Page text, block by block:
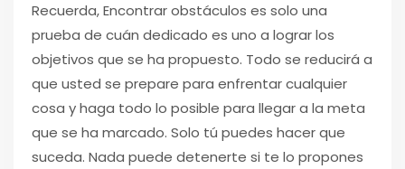
Recuerda, Encontrar obstáculos es solo una
prueba de cuán dedicado es uno a lograr los
objetivos que se ha propuesto. Todo se reducirá a
que usted se prepare para enfrentar cualquier
cosa y haga todo lo posible para llegar a la meta
que se ha marcado. Solo tú puedes hacer que
suceda. Nada puede detenerte si te lo propones